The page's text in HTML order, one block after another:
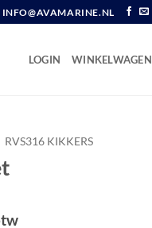
LOGIN WINKELWAGEN
RVS316 KIKKERS